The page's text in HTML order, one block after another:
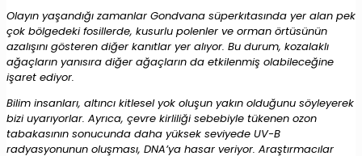
Olayın yaşandığı zamanlar Gondvana süperkıtasında yer alan pek
çok bölgedeki fosillerde, kusurlu polenler ve orman örtüsünün
azalışını gösteren diğer kanıtlar yer alıyor. Bu durum, kozalaklı
ağaçların yanısıra diğer ağaçların da etkilenmiş olabileceğine
işaret ediyor.
Bilim insanları, altıncı kitlesel yok oluşun yakın olduğunu söyleyerek
bizi uyarıyorlar. Ayrıca, çevre kirliliği sebebiyle tükenen ozon
tabakasının sonucunda daha yüksek seviyede UV-B
radyasyonunun oluşması, DNA’ya hasar veriyor. Araştırmacılar